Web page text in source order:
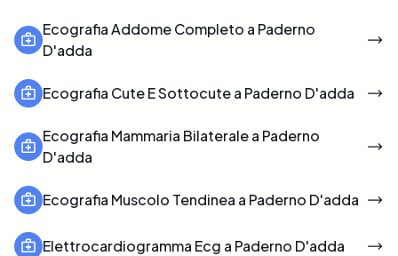
Ecografia Addome Completo a Paderno
D'adda
Ecografia Cute E Sottocute a Paderno D'adda
Ecografia Mammaria Bilaterale a Paderno
D'adda
Ecografia Muscolo Tendinea a Paderno D'adda
Elettrocardiogramma Ecg a Paderno D'adda